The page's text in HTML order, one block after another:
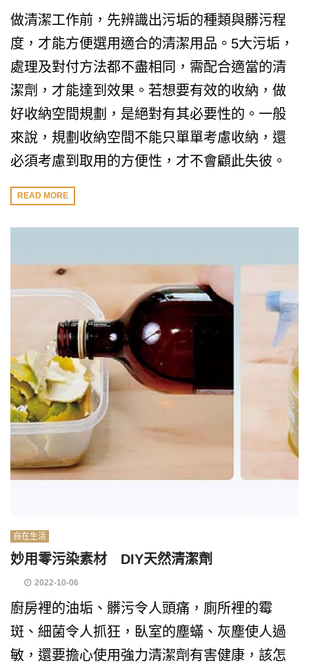
做清潔工作前，先辨識出污垢的種類與髒污程
度，才能方便選用適合的清潔用品。5大污垢，
處理及對付方法都不盡相同，需配合適當的清
潔劑，才能達到效果。若想要有效的收納，做
好收納空間規劃，是絕對有其必要性的。一般
來說，規劃收納空間不能只單單考慮收納，還
必須考慮到取用的方便性，才不會顧此失彼。
READ MORE
自在生活
妙用零污染素材 DIY天然清潔劑
2022-10-06
廚房裡的油垢、髒污令人頭痛，廁所裡的霉
斑、細菌令人抓狂，臥室的塵蟎、灰塵使人過
敏，還要擔心使用強力清潔劑有害健康，該怎